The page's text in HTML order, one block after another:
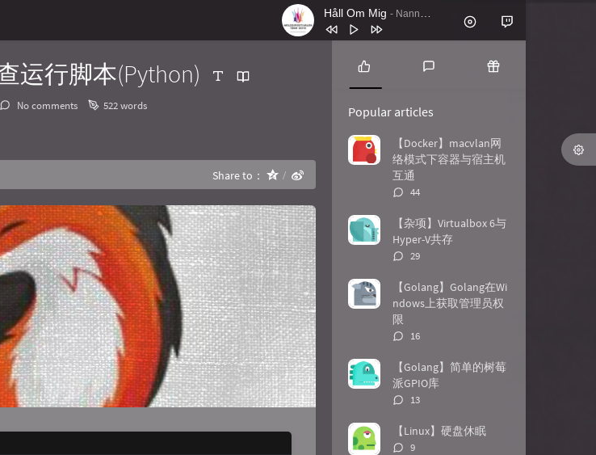
Håll Om Mig - Nanne Grönvall
Battle Royale feat. Panther (VIP Mix)
El Pueblo Unido Jamás Será
Vencido (En Vivo) Quilapayún
5 Antik Nachtblut
6 Gimme! Gimme Gimme
7 Ticking
8 John Wick Mode Le Castle Vania
9 Shots Fired
10 stranger_think C418
运行脚本(Python)
No comments
522 words
Share to：
P
p
u
l
a
r
t
i
l
e
t
s
t
m
m
e
t
s
d
o
m
t
e
s
Popular articles
【Docker】macvlan网
络模式下容器与宿主机
互通
评
数：
44
【杂项】Virtualbox 6与
Hyper-V共存
评
数：
29
【Golang】Golang在Wi
ndows上获取管理员权
限
评
数：
16
【Golang】简单的树莓
派GPIO库
评
数：
13
【Linux】硬盘休眠
评
9